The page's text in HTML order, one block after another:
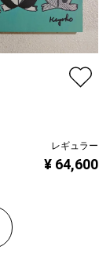
レギュラー
¥ 64,600